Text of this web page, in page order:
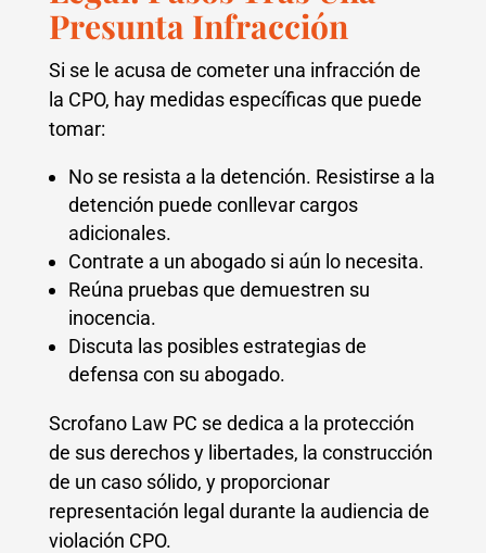
Presunta Infracción
Si se le acusa de cometer una infracción de
la CPO, hay medidas específicas que puede
tomar:
No se resista a la detención. Resistirse a la
detención puede conllevar cargos
adicionales.
Contrate a un abogado si aún lo necesita.
Reúna pruebas que demuestren su
inocencia.
Discuta las posibles estrategias de
defensa con su abogado.
Scrofano Law PC se dedica a la protección
de sus derechos y libertades, la construcción
de un caso sólido, y proporcionar
representación legal durante la audiencia de
violación CPO.